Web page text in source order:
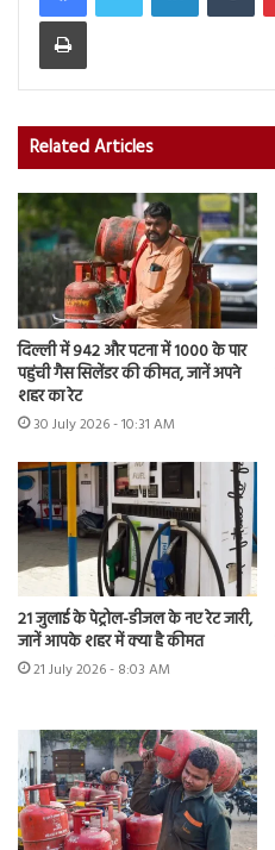
Print
Related Articles
दिल्ली में 942 और पटना में 1000 के पार
पहुंची गैस सिलेंडर की कीमत, जानें अपने
शहर का रेट
30 July 2026 - 10:31 AM
21 जुलाई के पेट्रोल-डीजल के नए रेट जारी,
जानें आपके शहर में क्या है कीमत
21 July 2026 - 8:03 AM